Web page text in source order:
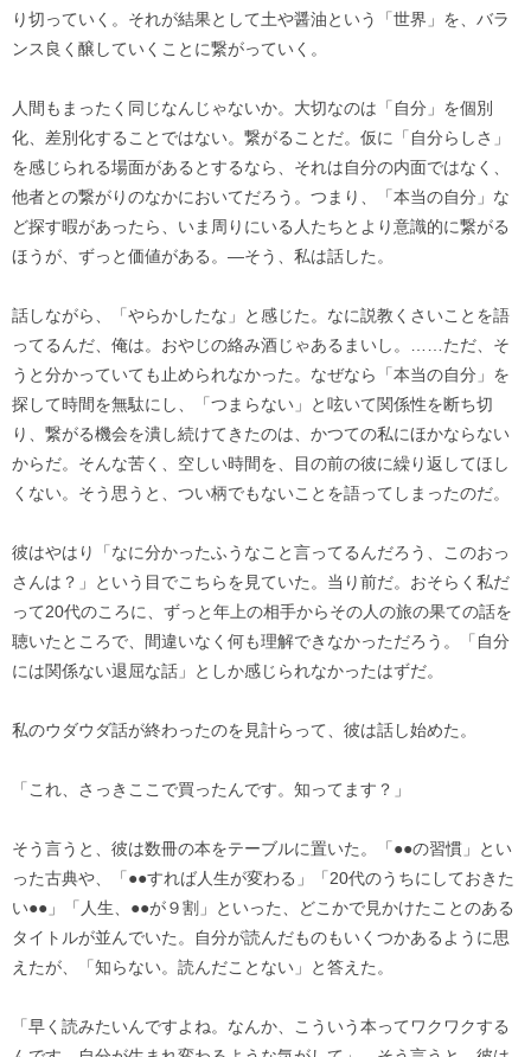
り切っていく。それが結果として土や醤油という「世界」を、バラ
ンス良く醸していくことに繋がっていく。
人間もまったく同じなんじゃないか。大切なのは「自分」を個別
化、差別化することではない。繋がることだ。仮に「自分らしさ」
を感じられる場面があるとするなら、それは自分の内面ではなく、
他者との繋がりのなかにおいてだろう。つまり、「本当の自分」な
ど探す暇があったら、いま周りにいる人たちとより意識的に繋がる
ほうが、ずっと価値がある。―そう、私は話した。
話しながら、「やらかしたな」と感じた。なに説教くさいことを語
ってるんだ、俺は。おやじの絡み酒じゃあるまいし。……ただ、そ
うと分かっていても止められなかった。なぜなら「本当の自分」を
探して時間を無駄にし、「つまらない」と呟いて関係性を断ち切
り、繋がる機会を潰し続けてきたのは、かつての私にほかならない
からだ。そんな苦く、空しい時間を、目の前の彼に繰り返してほし
くない。そう思うと、つい柄でもないことを語ってしまったのだ。
彼はやはり「なに分かったふうなこと言ってるんだろう、このおっ
さんは？」という目でこちらを見ていた。当り前だ。おそらく私だ
って20代のころに、ずっと年上の相手からその人の旅の果ての話を
聴いたところで、間違いなく何も理解できなかっただろう。「自分
には関係ない退屈な話」としか感じられなかったはずだ。
私のウダウダ話が終わったのを見計らって、彼は話し始めた。
「これ、さっきここで買ったんです。知ってます？」
そう言うと、彼は数冊の本をテーブルに置いた。「●●の習慣」とい
った古典や、「●●すれば人生が変わる」「20代のうちにしておきた
い●●」「人生、●●が９割」といった、どこかで見かけたことのある
タイトルが並んでいた。自分が読んだものもいくつかあるように思
えたが、「知らない。読んだことない」と答えた。
「早く読みたいんですよね。なんか、こういう本ってワクワクする